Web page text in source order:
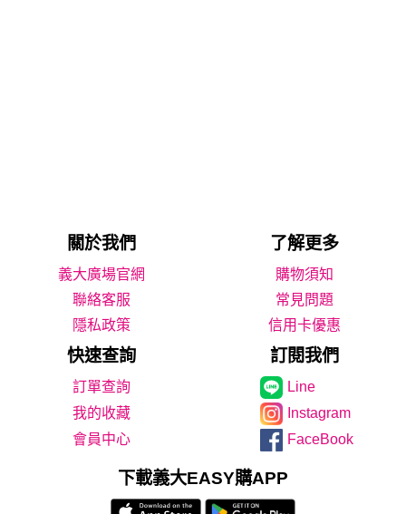
關於我們 了解更多
義大廣場官網
購物須知
聯絡客服
常見問題
隱私政策
信用卡優惠
快速查詢 訂閱我們
Line
我的收藏
Instagram
會員中心
FaceBook
下載義大EASY購APP